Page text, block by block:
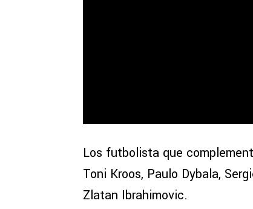
Los futbolista que
Toni Kroos, Paulo Dybala,
Zlatan Ibrahimovic.